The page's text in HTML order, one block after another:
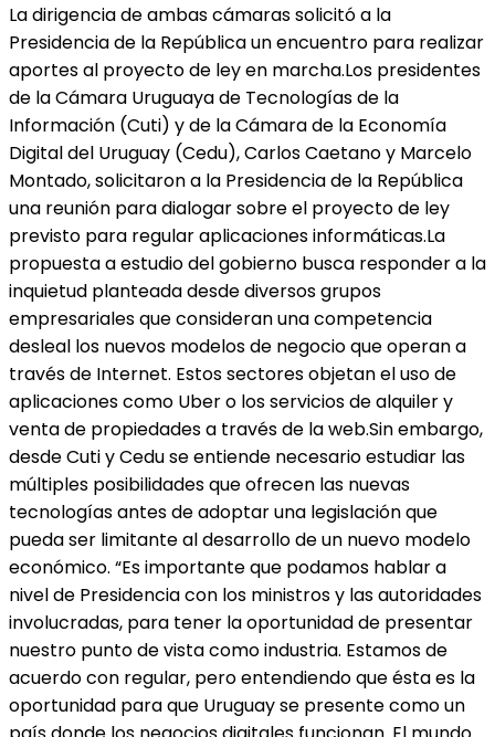
La dirigencia de ambas cámaras solicitó a la
Presidencia de la República un encuentro para realizar
aportes al proyecto de ley en marcha.Los presidentes
de la Cámara Uruguaya de Tecnologías de la
Información (Cuti) y de la Cámara de la Economía
Digital del Uruguay (Cedu), Carlos Caetano y Marcelo
Montado, solicitaron a la Presidencia de la República
una reunión para dialogar sobre el proyecto de ley
previsto para regular aplicaciones informáticas.La
propuesta a estudio del gobierno busca responder a la
inquietud planteada desde diversos grupos
empresariales que consideran una competencia
desleal los nuevos modelos de negocio que operan a
través de Internet. Estos sectores objetan el uso de
aplicaciones como Uber o los servicios de alquiler y
venta de propiedades a través de la web.Sin embargo,
desde Cuti y Cedu se entiende necesario estudiar las
múltiples posibilidades que ofrecen las nuevas
tecnologías antes de adoptar una legislación que
pueda ser limitante al desarrollo de un nuevo modelo
económico. “Es importante que podamos hablar a
nivel de Presidencia con los ministros y las autoridades
involucradas, para tener la oportunidad de presentar
nuestro punto de vista como industria. Estamos de
acuerdo con regular, pero entendiendo que ésta es la
oportunidad para que Uruguay se presente como un